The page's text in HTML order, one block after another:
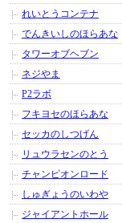
れいとうコンテナ
でんきいしのほらあな
タワーオブヘブン
ネジやま
P2ラボ
フキヨセのほらあな
セッカのしつげん
リュウラセンのとう
チャンピオンロード
しゅぎょうのいわや
ジャイアントホール